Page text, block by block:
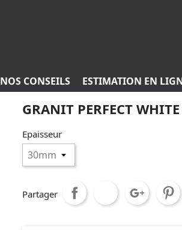
NOS CONSEILS ESTIMATION EN
GRANIT PERFECT
Epaisseur
Partager